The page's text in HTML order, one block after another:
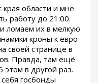
области и мне
работу до 21:00.
ломаем их в мелкую
кроны к евро
своей странице в
Правда, там ещё
в другой раз.
госбонды